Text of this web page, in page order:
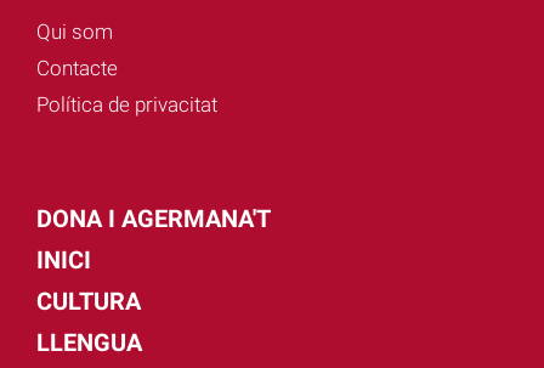
Qui som
Contacte
Política de privacitat
DONA I AGERMANA'T
INICI
CULTURA
LLENGUA